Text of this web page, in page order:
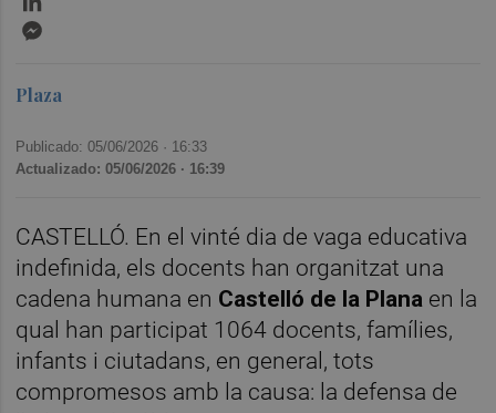
Plaza
Publicado: 05/06/2026 · 16:33
Actualizado: 05/06/2026 · 16:39
CASTELLÓ. En el vinté dia de vaga educativa
indefinida, els docents han organitzat una
cadena humana en Castelló de la Plana en la
qual han participat 1064 docents, famílies,
infants i ciutadans, en general, tots
compromesos amb la causa: la defensa de